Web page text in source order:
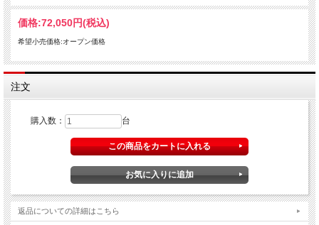
価格:72,050円(税込)
希望小売価格:オープン価格
注文
購入数： 台
返品についての詳細はこちら